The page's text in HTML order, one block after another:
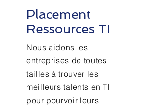
Placement
Ressources TI
Nous aidons les
entreprises de toutes
tailles à trouver les
meilleurs talents en TI
pour pourvoir leurs